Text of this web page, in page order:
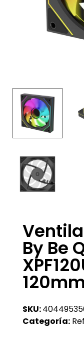
By Be
SKU:
Categoría: